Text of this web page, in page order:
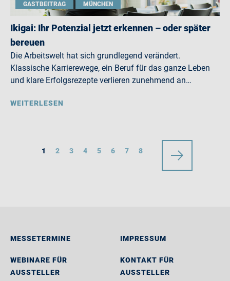
GASTBEITRAG MÜNCHEN
Ikigai: Ihr Potenzial jetzt erkennen – oder später
bereuen
Die Arbeitswelt hat sich grundlegend verändert.
Klassische Karrierewege, ein Beruf für das ganze Leben
und klare Erfolgsrezepte verlieren zunehmend an…
WEITERLESEN
1 2 3 4 5 6 7 8
MESSETERMINE
WEBINARE FÜR
AUSSTELLER
IMPRESSUM
KONTAKT FÜR
AUSSTELLER